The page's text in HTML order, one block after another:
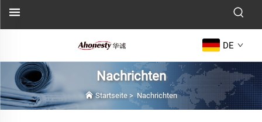
DE
Nachrichten
Startseite>Nachrichten